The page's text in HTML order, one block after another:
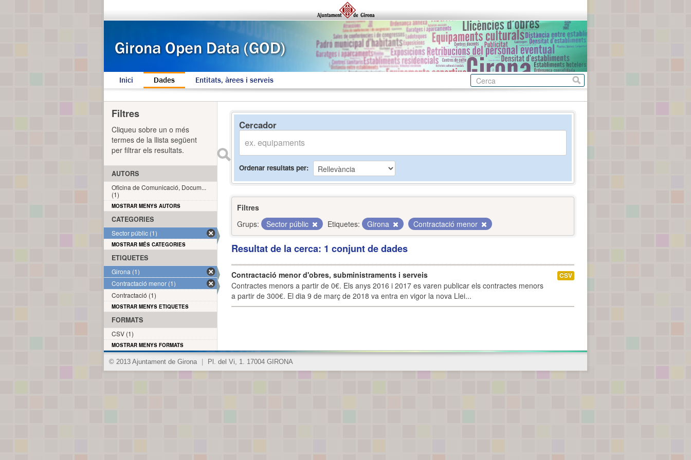
Inici Dades Entitats, àrees i serveis
Cercador
Ordenar resultats per
Filtres
Grups:
Sector públic Etiquetes: Girona Contractació menor
Resultat de la cerca: 1 conjunt de dades
Contractació menor d'obres, subministraments i serveis
Contractes menors a partir de 0€. Els anys 2016 i 2017 es varen publicar els contractes menors
a partir de 300€. El dia 9 de març de 2018 va entra en vigor la nova Llei...
CSV
Filtres
Cliqueu sobre un o més
termes de la llista següent
per filtrar els resultats.
AUTORS
Oficina de Comunicació, Docum...
(1)
MOSTRAR MENYS AUTORS
CATEGORIES
Sector públic (1)
MOSTRAR MÉS CATEGORIES
ETIQUETES
Girona (1)
Contractació menor (1)
Contractació (1)
MOSTRAR MENYS ETIQUETES
FORMATS
CSV (1)
MOSTRAR MENYS FORMATS
© 2013 Ajuntament de Girona Pl. del Vi, 1. 17004 GIRONA